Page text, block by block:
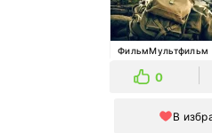
ФильмМультфильм
0
В